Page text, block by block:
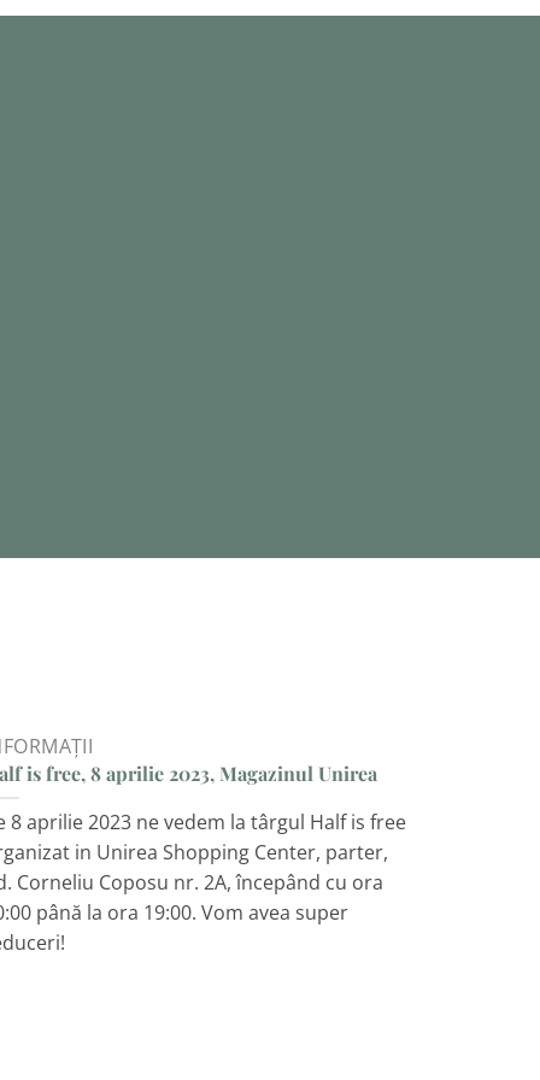
is free, 8 aprilie 2023, Magazinul Unirea
8 aprilie 2023 ne vedem la târgul Half is free
in Unirea Shopping Center, parter,
Corneliu Coposu nr. 2A, începând cu ora
până la ora 19:00. Vom avea super